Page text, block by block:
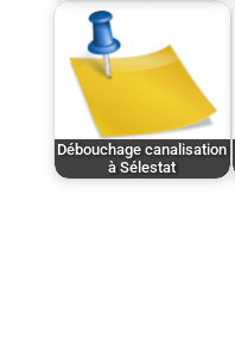
Débouchage canalisation
à Sélestat